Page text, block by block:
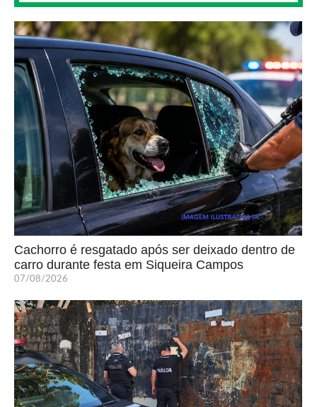
Cachorro é resgatado após ser deixado dentro de
carro durante festa em Siqueira Campos
07/08/2026